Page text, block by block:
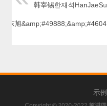
韩宰锡한재석
申东旭
示